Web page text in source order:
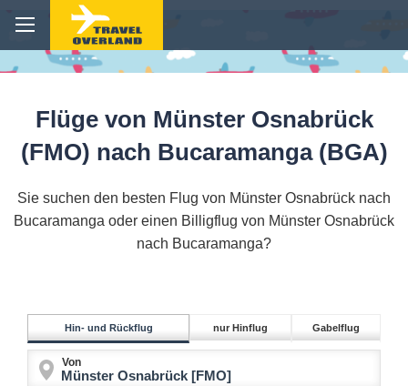
Flüge von Münster Osnabrück
(FMO) nach Bucaramanga (BGA)
Sie suchen den besten Flug von Münster Osnabrück nach
Bucaramanga oder einen Billigflug von Münster Osnabrück
nach Bucaramanga?
Hin- und Rückflug nur Hinflug Gabelflug
Von